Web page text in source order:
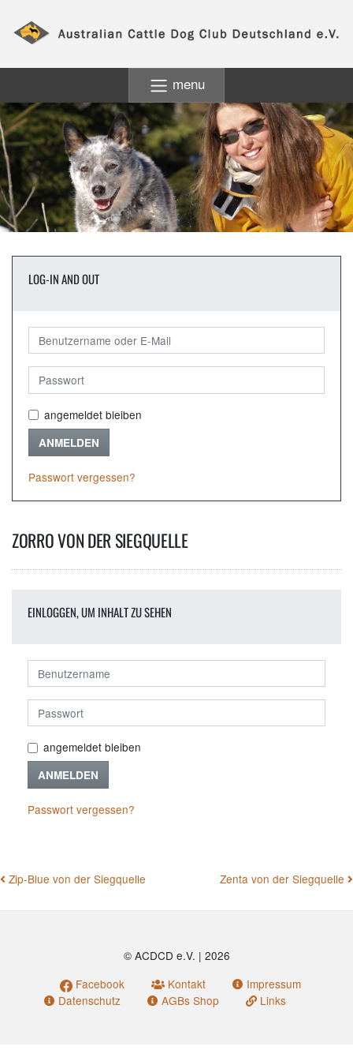
menu
LOG-IN AND OUT
angemeldet bleiben
ANMELDEN
Passwort vergessen?
ZORRO VON DER SIEGQUELLE
EINLOGGEN, UM INHALT ZU SEHEN
angemeldet bleiben
ANMELDEN
Passwort vergessen?
BEITRAGSNAVIGATION
Zip-Blue von der Siegquelle Zenta von der Siegquelle
© ACDCD e.V. | 2026
Facebook
Kontakt
Impressum
Datenschutz
AGBs Shop Links